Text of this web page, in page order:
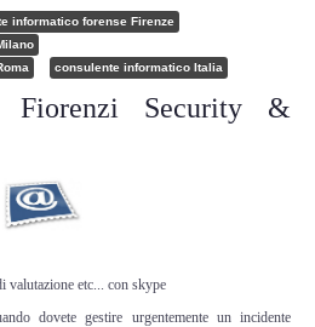
Malware
informatico forense Firenze
consulente informatico Italia
Fiorenzi Security &
valutazione etc... con skype
dovete gestire urgentemente un incidente